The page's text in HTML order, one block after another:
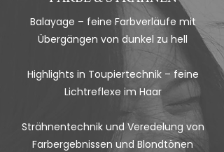
Balayage – feine Farbverläufe mit
Übergängen von dunkel zu hell
Highlights in Toupiertechnik – feine
Lichtreflexe im Haar
Strähnentechnik und Veredelung von
Farbergebnissen und Blondtönen